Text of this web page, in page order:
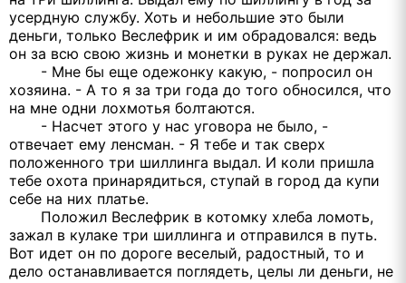
усердную службу. Хоть и небольшие это были
деньги, только Веслефрик и им обрадовался: ведь
он за всю свою жизнь и монетки в руках не держал.
- Мне бы еще одежонку какую, - попросил он
хозяина. - А то я за три года до того обносился, что
на мне одни лохмотья болтаются.
- Насчет этого у нас уговора не было, -
отвечает ему ленсман. - Я тебе и так сверх
положенного три шиллинга выдал. И коли пришла
тебе охота принарядиться, ступай в город да купи
себе на них платье.
Положил Веслефрик в котомку хлеба ломоть,
зажал в кулаке три шиллинга и отправился в путь.
Вот идет он по дороге веселый, радостный, то и
дело останавливается поглядеть, целы ли деньги, не